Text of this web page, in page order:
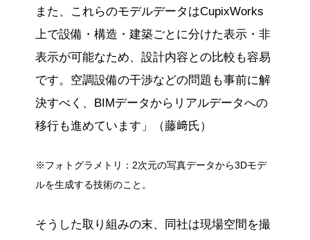
また、これらのモデルデータはCupixWorks
上で設備・構造・建築ごとに分けた表示・非
表示が可能なため、設計内容との比較も容易
です。空調設備の干渉などの問題も事前に解
決すべく、BIMデータからリアルデータへの
移行も進めています」（藤﨑氏）
※フォトグラメトリ：2次元の写真データから3Dモデ
ルを生成する技術のこと。
そうした取り組みの末、同社は現場空間を撮